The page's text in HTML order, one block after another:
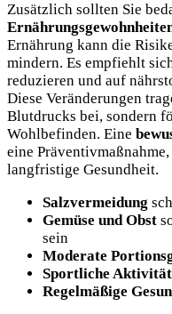
Zusätzlich sollten Sie
Ernährung kann die
mindern. Es empfiehlt
reduzieren und auf
Diese Veränderungen
Blutdrucks bei, sondern
Wohlbefinden. Eine
eine
langfristige Gesundheit.
Salzvermeidung
Gemüse und Obst
sein
Moderate
Sportliche Aktivität
Regelmäßige